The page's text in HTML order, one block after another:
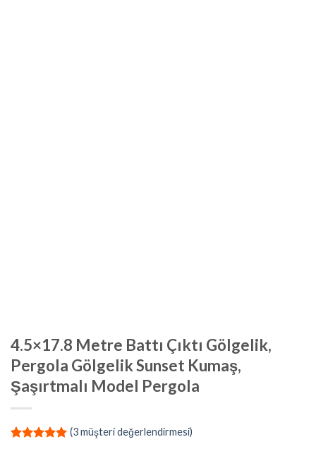
4.5×17.8 Metre Battı Çıktı Gölgelik,
Pergola Gölgelik Sunset Kumaş,
Şaşırtmalı Model Pergola
(3müşteri değerlendirmesi)